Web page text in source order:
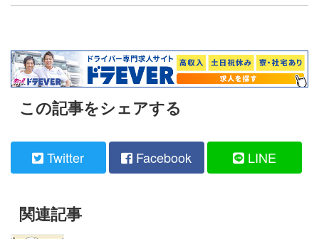
この記事をシェアする
Twitter Facebook LINE
関連記事